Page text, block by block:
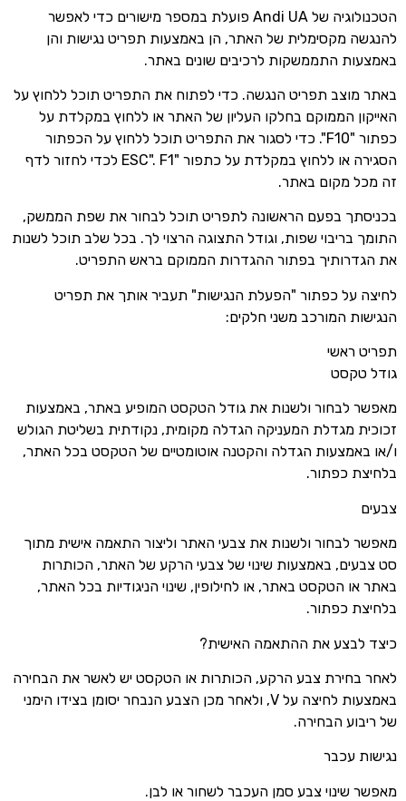
הטכנולוגיה של Andi UA פועלת במספר מישורים כדי לאפשר
להנגשה מקסימלית של האתר, הן באמצעות תפריט נגישות והן
באמצעות התממשקות לרכיבים שונים באתר.
באתר מוצב תפריט הנגשה. כדי לפתוח את התפריט תוכל ללחוץ על
האייקון הממוקם בחלקו העליון של האתר או ללחוץ במקלדת על
כפתור "F10". כדי לסגור את התפריט תוכל ללחוץ על הכפתור
הסגירה או ללחוץ במקלדת על כתפור "ESC". F1 לכדי לחזור לדף
זה מכל מקום באתר.
בכניסתך בפעם הראשונה לתפריט תוכל לבחור את שפת הממשק,
התומך בריבוי שפות, וגודל התצוגה הרצוי לך. בכל שלב תוכל לשנות
את הגדרותיך בפתור ההגדרות הממוקם בראש התפריט.
לחיצה על כפתור "הפעלת הנגישות" תעביר אותך את תפריט
הנגישות המורכב משני חלקים:
תפריט ראשי
גודל טקסט
מאפשר לבחור ולשנות את גודל הטקסט המופיע באתר, באמצעות
זכוכית מגדלת המעניקה הגדלה מקומית, נקודתית בשליטת הגולש
ו/או באמצעות הגדלה והקטנה אוטומטיים של הטקסט בכל האתר,
בלחיצת כפתור.
צבעים
מאפשר לבחור ולשנות את צבעי האתר וליצור התאמה אישית מתוך
סט צבעים, באמצעות שינוי של צבעי הרקע של האתר, הכותרות
באתר או הטקסט באתר, או לחילופין, שינוי הניגודיות בכל האתר,
בלחיצת כפתור.
כיצד לבצע את ההתאמה האישית?
לאחר בחירת צבע הרקע, הכותרות או הטקסט יש לאשר את הבחירה
באמצעות לחיצה על V, ולאחר מכן הצבע הנבחר יסומן בצידו הימני
של ריבוע הבחירה.
נגישות עכבר
מאפשר שינוי צבע סמן העכבר לשחור או לבן.